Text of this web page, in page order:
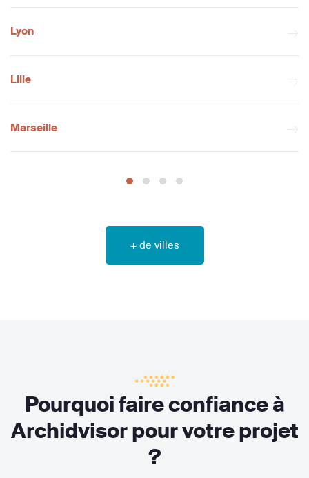
Lyon
Lille
Marseille
+ de villes
Pourquoi faire confiance à
Archidvisor pour votre projet
?